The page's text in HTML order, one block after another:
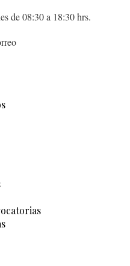
de 08:30 a 18:30 hrs.